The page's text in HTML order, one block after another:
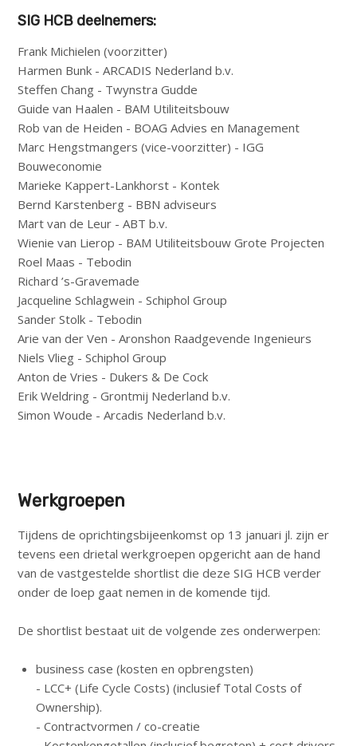
SIG HCB deelnemers:
Frank Michielen (voorzitter)
Harmen Bunk - ARCADIS Nederland b.v.
Steffen Chang - Twynstra Gudde
Guide van Haalen - BAM Utiliteitsbouw
Rob van de Heiden - BOAG Advies en Management
Marc Hengstmangers (vice-voorzitter) - IGG
Bouweconomie
Marieke Kappert-Lankhorst - Kontek
Bernd Karstenberg - BBN adviseurs
Mart van de Leur - ABT b.v.
Wienie van Lierop - BAM Utiliteitsbouw Grote Projecten
Roel Maas - Tebodin
Richard ’s-Gravemade
Jacqueline Schlagwein - Schiphol Group
Sander Stolk - Tebodin
Arie van der Ven - Aronshon Raadgevende Ingenieurs
Niels Vlieg - Schiphol Group
Anton de Vries - Dukers & De Cock
Erik Weldring - Grontmij Nederland b.v.
Simon Woude - Arcadis Nederland b.v.
Werkgroepen
Tijdens de oprichtingsbijeenkomst op 13 januari jl. zijn er
tevens een drietal werkgroepen opgericht aan de hand
van de vastgestelde shortlist die deze SIG HCB verder
onder de loep gaat nemen in de komende tijd.
De shortlist bestaat uit de volgende zes onderwerpen:
business case (kosten en opbrengsten)
- LCC+ (Life Cycle Costs) (inclusief Total Costs of
Ownership).
- Contractvormen / co-creatie